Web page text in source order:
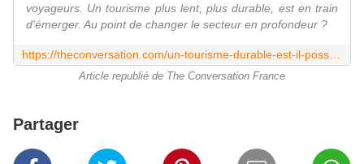
voyageurs. Un tourisme plus lent, plus durable, est en train
d'émerger. Au point de changer le secteur en profondeur ?
Article republié de The Conversation France
Partager